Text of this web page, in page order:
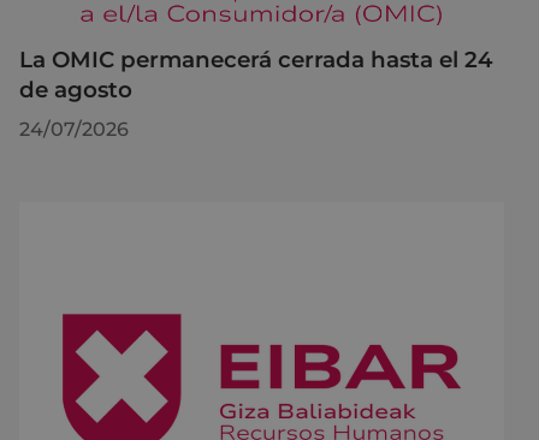
La OMIC permanecerá cerrada hasta el 24
de agosto
24/07/2026